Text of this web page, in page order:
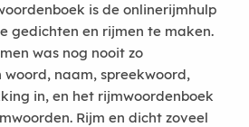
is de onlinerijmhulp
gedichten en rijmen te maken.
was nog nooit zo
woord, naam, spreekwoord,
in, en het rijmwoordenboek
Rijm en dicht zoveel